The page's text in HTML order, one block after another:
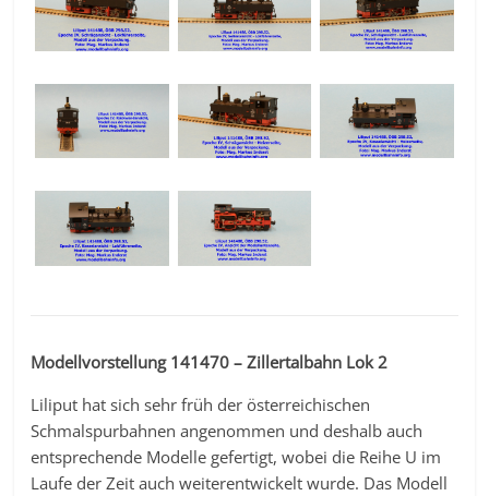
Modellvorstellung 141470 – Zillertalbahn Lok 2
Liliput hat sich sehr früh der österreichischen
Schmalspurbahnen angenommen und deshalb auch
entsprechende Modelle gefertigt, wobei die Reihe U im
Laufe der Zeit auch weiterentwickelt wurde. Das Modell